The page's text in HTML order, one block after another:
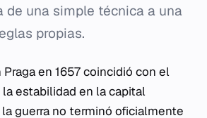
de una simple técnica a una
propias.
en 1657 coincidió con el
estabilidad en la capital
guerra no terminó oficialmente